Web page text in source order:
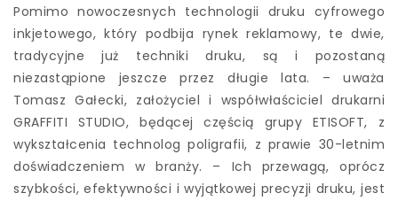
Pomimo nowoczesnych technologii druku cyfrowego
inkjetowego, który podbija rynek reklamowy, te dwie,
tradycyjne już techniki druku, są i pozostaną
niezastąpione jeszcze przez długie lata. – uważa
Tomasz Gałecki, założyciel i współwłaściciel drukarni
GRAFFITI STUDIO, będącej częścią grupy ETISOFT, z
wykształcenia technolog poligrafii, z prawie 30-letnim
doświadczeniem w branży. – Ich przewagą, oprócz
szybkości, efektywności i wyjątkowej precyzji druku, jest